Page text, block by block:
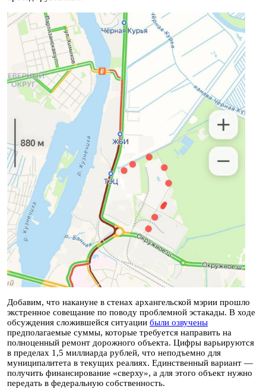
Добавим, что накануне в стенах архангельской мэрии прошло
экстренное совещание по поводу проблемной эстакады. В ходе
обсуждения сложившейся ситуации были озвучены
предполагаемые суммы, которые требуется направить на
полноценный ремонт дорожного объекта. Цифры варьируются
в пределах 1,5 миллиарда рублей, что неподъемно для
муниципалитета в текущих реалиях. Единственный вариант —
получить финансирование «сверху», а для этого объект нужно
передать в федеральную собственность.